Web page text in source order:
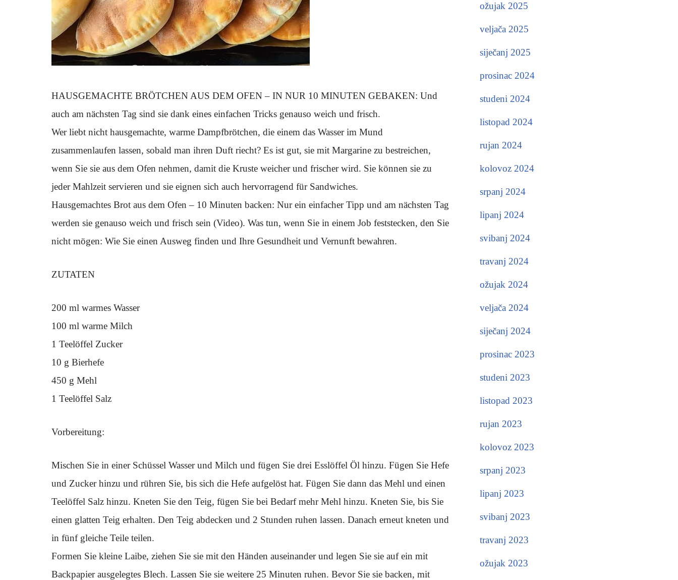
HAUSGEMACHTE BRÖTCHEN AUS DEM OFEN – IN NUR 10 MINUTEN GEBAKEN: Und
auch am nächsten Tag sind sie dank eines einfachen Tricks genauso weich und frisch.
Wer liebt nicht hausgemachte, warme Dampfbrötchen, die einem das Wasser im Mund
zusammenlaufen lassen, sobald man ihren Duft riecht? Es ist gut, sie mit Margarine zu bestreichen,
wenn Sie sie aus dem Ofen nehmen, damit die Kruste weicher und frischer wird. Sie können sie zu
jeder Mahlzeit servieren und sie eignen sich auch hervorragend für Sandwiches.
Hausgemachtes Brot aus dem Ofen – 10 Minuten backen: Nur ein einfacher Tipp und am nächsten Tag
werden sie genauso weich und frisch sein (Video). Was tun, wenn Sie in einem Job feststecken, den Sie
nicht mögen: Wie Sie einen Ausweg finden und Ihre Gesundheit und Vernunft bewahren.
ZUTATEN
200 ml warmes Wasser
100 ml warme Milch
1 Teelöffel Zucker
10 g Bierhefe
450 g Mehl
1 Teelöffel Salz
Vorbereitung:
Mischen Sie in einer Schüssel Wasser und Milch und fügen Sie drei Esslöffel Öl hinzu. Fügen Sie Hefe
und Zucker hinzu und rühren Sie, bis sich die Hefe aufgelöst hat. Fügen Sie dann das Mehl und einen
Teelöffel Salz hinzu. Kneten Sie den Teig, fügen Sie bei Bedarf mehr Mehl hinzu. Kneten Sie, bis Sie
einen glatten Teig erhalten. Den Teig abdecken und 2 Stunden ruhen lassen. Danach erneut kneten und
in fünf gleiche Teile teilen.
Formen Sie kleine Laibe, ziehen Sie sie mit den Händen auseinander und legen Sie sie auf ein mit
Backpapier ausgelegtes Blech. Lassen Sie sie weitere 25 Minuten ruhen. Bevor Sie sie backen, mit
ožujak 2025
veljača 2025
siječanj 2025
prosinac 2024
studeni 2024
listopad 2024
rujan 2024
kolovoz 2024
srpanj 2024
lipanj 2024
svibanj 2024
travanj 2024
ožujak 2024
veljača 2024
siječanj 2024
prosinac 2023
studeni 2023
listopad 2023
rujan 2023
kolovoz 2023
srpanj 2023
lipanj 2023
svibanj 2023
travanj 2023
ožujak 2023